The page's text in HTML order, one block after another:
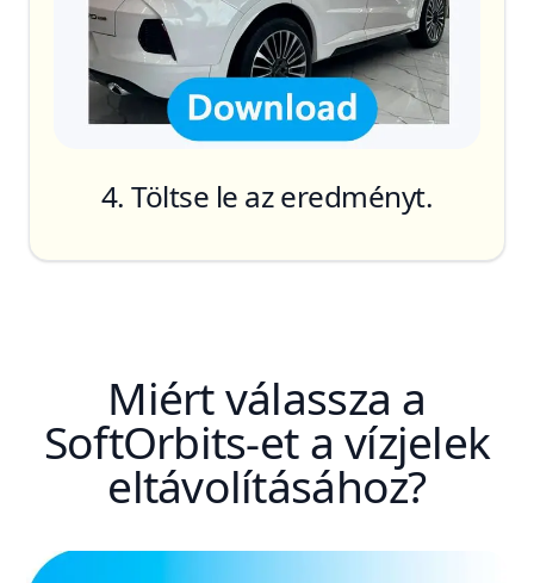
4. Töltse le az eredményt.
Miért válassza a
SoftOrbits-et a vízjelek
eltávolításához?